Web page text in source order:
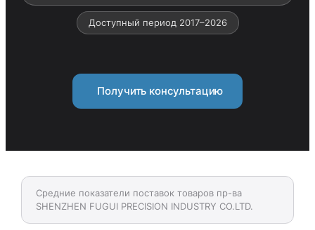
Доступный период 2017–2026
Получить консультацию
Средние показатели поставок товаров пр-ва
SHENZHEN FUGUI PRECISION INDUSTRY CO.LTD.